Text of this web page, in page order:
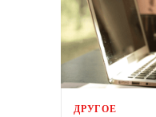
ДРУГОЕ